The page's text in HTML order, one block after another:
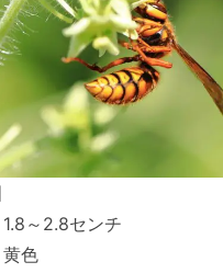
～2.8センチ
色